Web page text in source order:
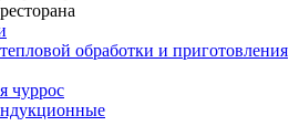
обработки и приготовления
чуррос